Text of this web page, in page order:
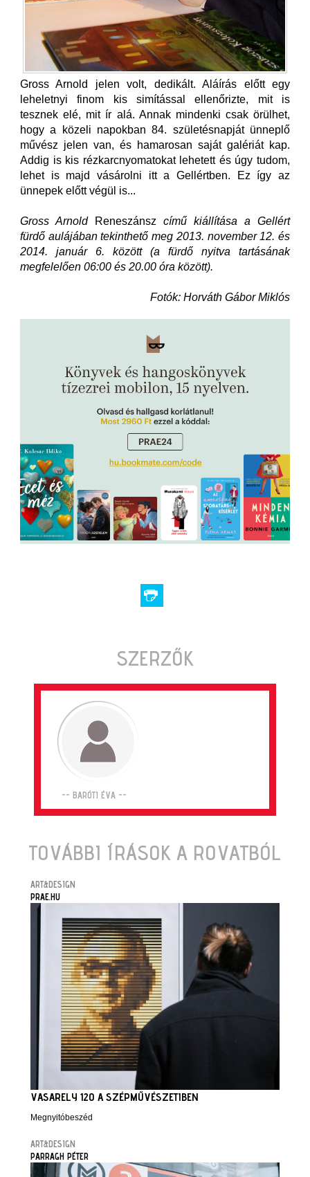
Gross Arnold jelen volt, dedikált. Aláírás előtt egy
leheletnyi finom kis simítással ellenőrizte, mit is
tesznek elé, mit ír alá. Annak mindenki csak örülhet,
hogy a közeli napokban 84. születésnapját ünneplő
művész jelen van, és hamarosan saját galériát kap.
Addig is kis rézkarcnyomatokat lehetett és úgy tudom,
lehet is majd vásárolni itt a Gellértben. Ez így az
ünnepek előtt végül is...
Gross Arnold Reneszánsz című kiállítása a Gellért
fürdő aulájában tekinthető meg 2013. november 12. és
2014. január 6. között (a fürdő nyitva tartásának
megfelelően 06:00 és 20.00 óra között).
Fotók: Horváth Gábor Miklós
SZERZŐK
-- BARÓTI ÉVA --
TOVÁBBI ÍRÁSOK A ROVATBÓL
ART&DESIGN
PRAE.HU
VASARELY 120 A SZÉPMŰVÉSZETIBEN
Megnyitóbeszéd
ART&DESIGN
PARRAGH PÉTER